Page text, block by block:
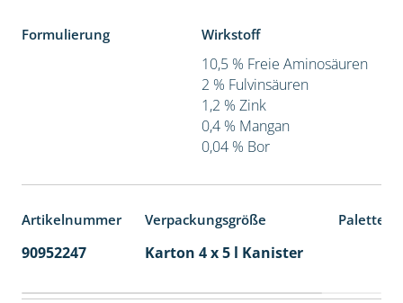
Formulierung Wirkstoff
10,5 % Freie Aminosäuren
2 % Fulvinsäuren
1,2 % Zink
0,4 % Mangan
0,04 % Bor
Artikelnummer Verpackungsgröße
90952247 Karton 4 x 5 l Kanister